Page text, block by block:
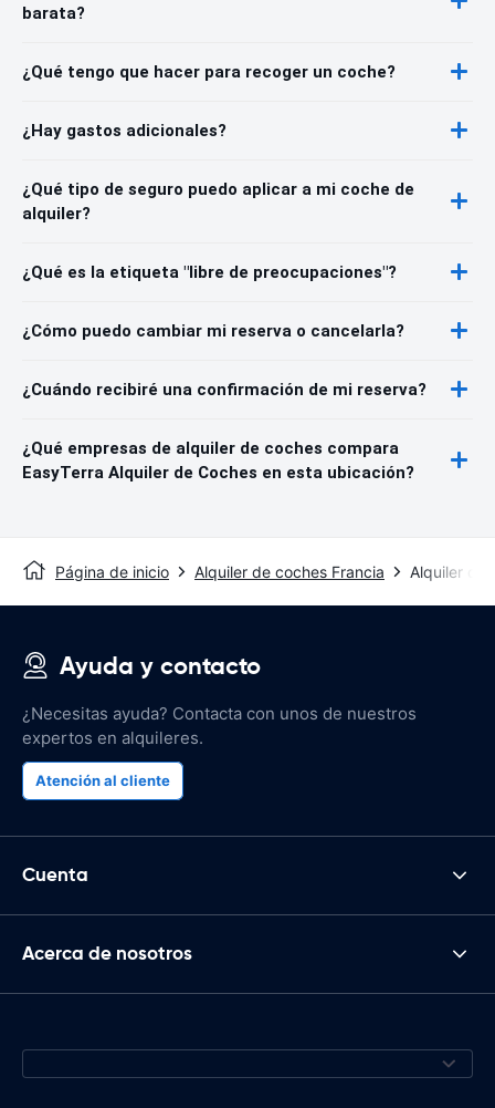
barata?
¿Qué tengo que hacer para recoger un coche?
¿Hay gastos adicionales?
¿Qué tipo de seguro puedo aplicar a mi coche de
alquiler?
¿Qué es la etiqueta "libre de preocupaciones"?
¿Cómo puedo cambiar mi reserva o cancelarla?
¿Cuándo recibiré una confirmación de mi reserva?
¿Qué empresas de alquiler de coches compara
EasyTerra Alquiler de Coches en esta ubicación?
Página de inicio Alquiler de coches Francia Alquiler de
Ayuda y contacto
¿Necesitas ayuda? Contacta con unos de nuestros
expertos en alquileres.
Atención al cliente
Cuenta
Acerca de nosotros